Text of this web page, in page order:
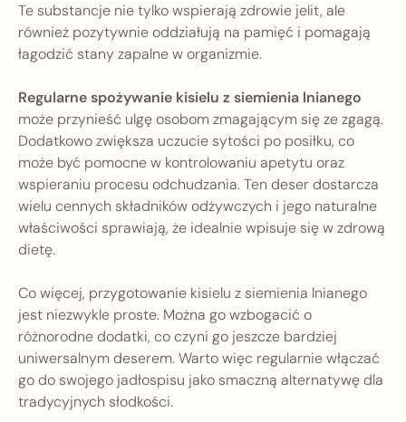
Te substancje nie tylko wspierają zdrowie jelit, ale
również pozytywnie oddziałują na pamięć i pomagają
łagodzić stany zapalne w organizmie.
Regularne spożywanie kisielu z siemienia lnianego
może przynieść ulgę osobom zmagającym się ze zgagą.
Dodatkowo zwiększa uczucie sytości po posiłku, co
może być pomocne w kontrolowaniu apetytu oraz
wspieraniu procesu odchudzania. Ten deser dostarcza
wielu cennych składników odżywczych i jego naturalne
właściwości sprawiają, że idealnie wpisuje się w zdrową
dietę.
Co więcej, przygotowanie kisielu z siemienia lnianego
jest niezwykle proste. Można go wzbogacić o
różnorodne dodatki, co czyni go jeszcze bardziej
uniwersalnym deserem. Warto więc regularnie włączać
go do swojego jadłospisu jako smaczną alternatywę dla
tradycyjnych słodkości.